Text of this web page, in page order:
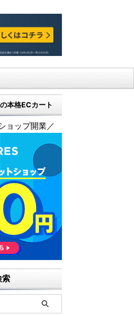
本格ECカート
ョップ開業／
索